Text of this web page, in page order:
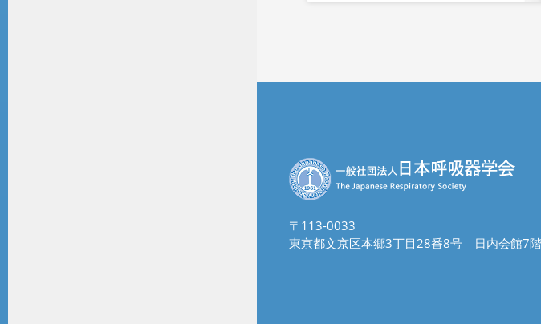
〒113-0033
東京都文京区本郷3丁目28番8号 日内会館7階